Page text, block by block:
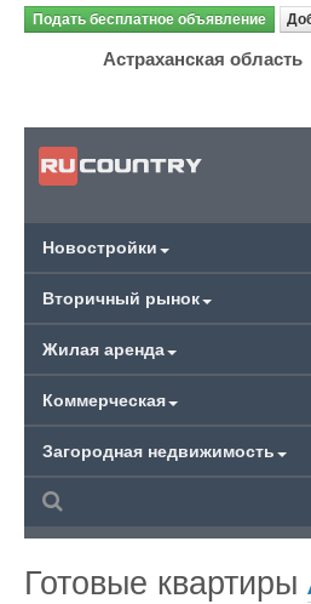
Подать бесплатное объявление
Астраханская область
Новостройки
Вторичный рынок
Жилая аренда
Коммерческая
Загородная недвижимость
Готовые квартиры